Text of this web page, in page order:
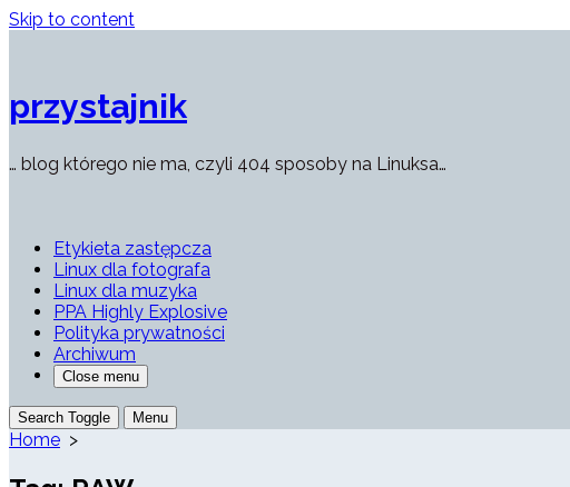
Skip to content
przystajnik
… blog którego nie ma, czyli 404 sposoby na Linuksa…
Etykieta zastępcza
Linux dla fotografa
Linux dla muzyka
PPA Highly Explosive
Polityka prywatności
Archiwum
Close menu
Search Toggle Menu
Home >